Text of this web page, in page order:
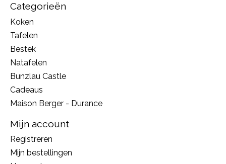
Categorieën
Koken
Tafelen
Bestek
Natafelen
Bunzlau Castle
Cadeaus
Maison Berger - Durance
Mijn account
Registreren
Mijn bestellingen